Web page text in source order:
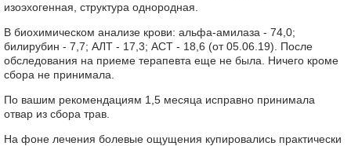
изоэхогенная, структура однородная.
В биохимическом анализе крови: альфа-амилаза - 74,0;
билирубин - 7,7; АЛТ - 17,3; АСТ - 18,6 (от 05.06.19). После
обследования на приеме терапевта еще не была. Ничего кроме
сбора не принимала.
По вашим рекомендациям 1,5 месяца исправно принимала
отвар из сбора трав.
На фоне лечения болевые ощущения купировались практически